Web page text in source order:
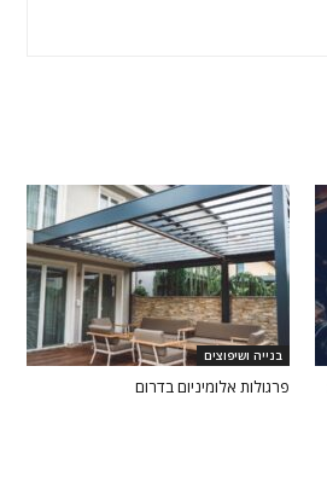
בנייה ושיפוצים
פרגולות אלומיניום בדרום